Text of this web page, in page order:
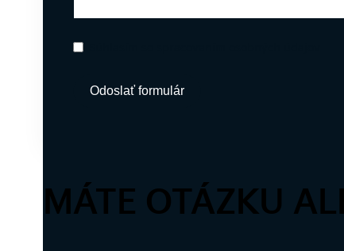
Odoslať formulár
MÁTE OTÁZKU